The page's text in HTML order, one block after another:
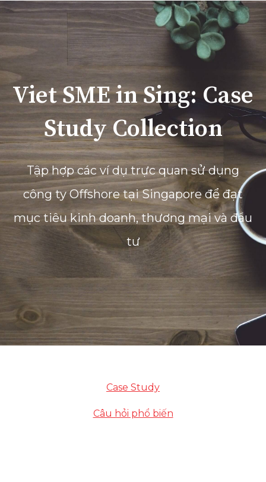
Viet SME in Sing: Case
Study Collection
Tập hợp các ví dụ trực quan sử dụng
công ty Offshore tại Singapore để đạt
mục tiêu kinh doanh, thương mại và đầu
tư
Case Study
Câu hỏi phổ biến